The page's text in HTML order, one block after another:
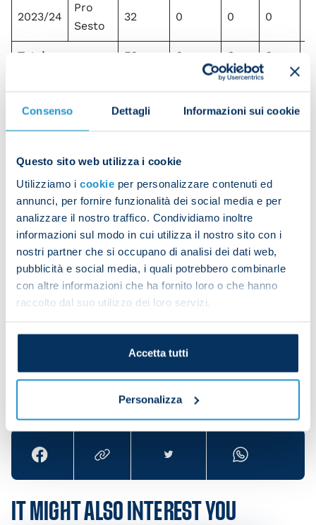
Consenso Dettagli Informazioni sui cookie
Questo sito web utilizza i cookie
Utilizziamo i cookie per personalizzare contenuti ed
annunci, per fornire funzionalità dei social media e per
analizzare il nostro traffico. Condividiamo inoltre
informazioni sul modo in cui utilizza il nostro sito con i
nostri partner che si occupano di analisi dei dati web,
pubblicità e social media, i quali potrebbero combinarle
con altre informazioni che ha fornito loro o che hanno
raccolto dal suo utilizzo dei loro servizi.
Accetta tutti
Personalizza
2023/24
Pro
Sesto
32 0 0 0
Total 50 0 6 0
to start more than one Serie A match for Empoli in
the 2024/25 season.
Liberato Cacace was the only Empoli player to play
more minutes (514) in the Coppa Italia than Luca
Marianucci (467) last season.
Santiago Castro (born September 2004) is the only
Serie A player younger than Luca Marianucci (born
July 2004) to have provided more than one assist
in the 2024/25 Coppa Italia (two for Marianucci).
Marianucci
Share the article with your friends and support the
IT MIGHT ALSO INTEREST YOU